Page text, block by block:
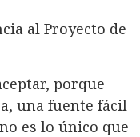
al Proyecto de
porque
una fuente fácil
es lo único que